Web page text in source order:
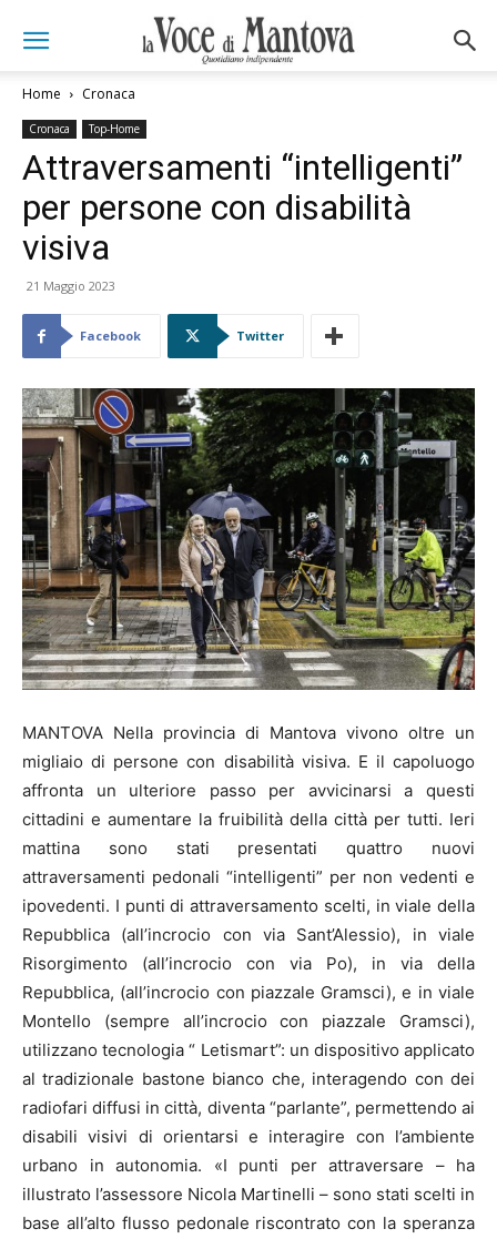
Home Cronaca
Cronaca Top-Home
Attraversamenti “intelligenti”
per persone con disabilità
visiva
21 Maggio 2023
Facebook Twitter
MANTOVA Nella provincia di Mantova vivono oltre un
migliaio di persone con disabilità visiva. E il capoluogo
affronta un ulteriore passo per avvicinarsi a questi
cittadini e aumentare la fruibilità della città per tutti. Ieri
mattina sono stati presentati quattro nuovi
attraversamenti pedonali “intelligenti” per non vedenti e
ipovedenti. I punti di attraversamento scelti, in viale della
Repubblica (all’incrocio con via Sant’Alessio), in viale
Risorgimento (all’incrocio con via Po), in via della
Repubblica, (all’incrocio con piazzale Gramsci), e in viale
Montello (sempre all’incrocio con piazzale Gramsci),
utilizzano tecnologia “ Letismart”: un dispositivo applicato
al tradizionale bastone bianco che, interagendo con dei
radiofari diffusi in città, diventa “parlante”, permettendo ai
disabili visivi di orientarsi e interagire con l’ambiente
urbano in autonomia. «I punti per attraversare – ha
illustrato l’assessore Nicola Martinelli – sono stati scelti in
base all’alto flusso pedonale riscontrato con la speranza